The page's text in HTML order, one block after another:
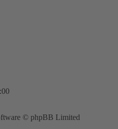
© phpBB Limited